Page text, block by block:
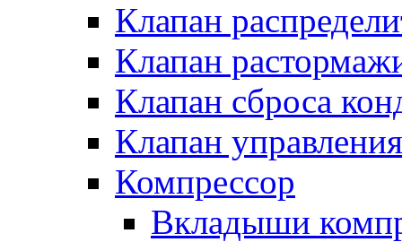
Клапан
Клапан
Клапан сброса
Клапан управления
Компрессор
Вкладыши